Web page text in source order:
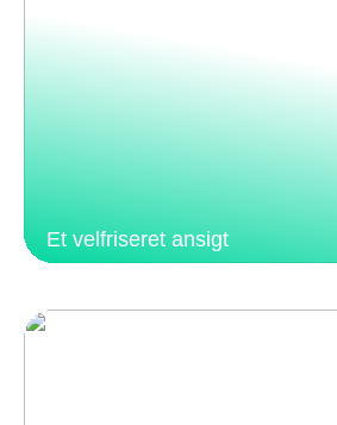
Et velfriseret ansigt